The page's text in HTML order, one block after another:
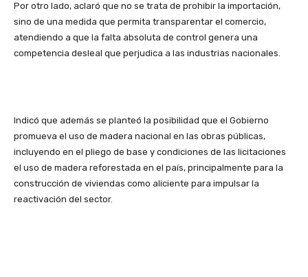
Por otro lado, aclaró que no se trata de prohibir la importación,
sino de una medida que permita transparentar el comercio,
atendiendo a que la falta absoluta de control genera una
competencia desleal que perjudica a las industrias nacionales.
Indicó que además se planteó la posibilidad que el Gobierno
promueva el uso de madera nacional en las obras públicas,
incluyendo en el pliego de base y condiciones de las licitaciones
el uso de madera reforestada en el país, principalmente para la
construcción de viviendas como aliciente para impulsar la
reactivación del sector.